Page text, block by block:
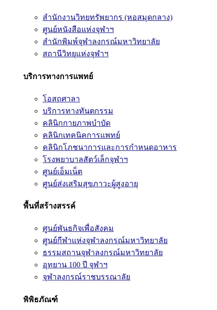
สำนักงานวิทยทรัพยากร (หอสมุดกลาง)
ศูนย์หนังสือแห่งจุฬาฯ
สำนักพิมพ์จุฬาลงกรณ์มหาวิทยาลัย
สถานีวิทยุแห่งจุฬาฯ
บริการทางการแพทย์
โอสถศาลา
บริการทางทันตกรรม
คลินิกกายภาพบำบัด
คลินิกเทคนิคการแพทย์
คลินิกโภชนาการและการกำหนดอาหาร
โรงพยาบาลสัตว์เล็กจุฬาฯ
ศูนย์เอ็มเน็ต
ศูนย์ส่งเสริมสุขภาวะผู้สูงอายุ
พื้นที่สร้างสรรค์
ศูนย์พันธกิจเพื่อสังคม
ศูนย์กีฬาแห่งจุฬาลงกรณ์มหาวิทยาลัย
ธรรมสถานจุฬาลงกรณ์มหาวิทยาลัย
อุทยาน 100 ปี จุฬาฯ
จุฬาลงกรณ์ราชบรรณาลัย
พิพิธภัณฑ์